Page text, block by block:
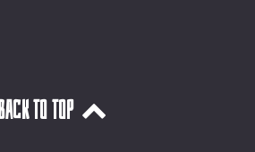
Back to top